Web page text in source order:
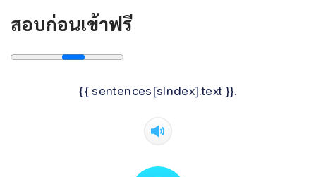
สอบก่อนเข้าฟรี
{{ sentences[sIndex].text }}.